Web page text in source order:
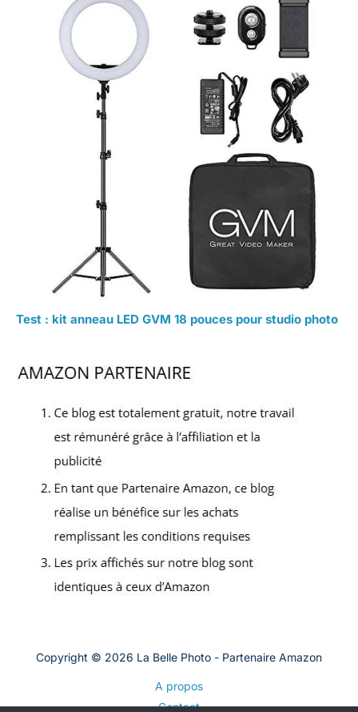
Test : kit anneau LED GVM 18 pouces pour studio photo
Copyright © 2026 La Belle Photo - Partenaire Amazon
A propos
Contact